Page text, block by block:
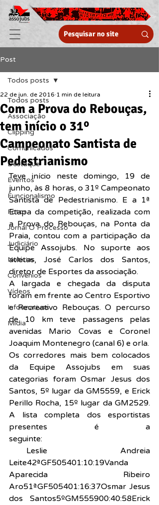
Post
Todos posts
Associação
Clipping
Comunicados
Destaque
Eventos
Funcionalismo
Fotos
Jornal O Processo
Judiciário
Notícias
Convênios
Vídeos
Informativos
Midia
Todos posts
Com a Prova do Rebouças,
tem início o 31º
Campeonato Santista de
Pedestrianismo
22 de jun. de 2016 1 min de leitura
Teve início neste domingo, 19 de
junho, às 8 horas, o 31º Campeonato
Santista de Pedestrianismo. E a 1ª
Etapa da competição, realizada com
a Prova do Rebouças, na Ponta da
Praia, contou com a participação da
Equipe Assojubs. No suporte aos
atletas, José Carlos dos Santos,
diretor de Esportes da associação.
A largada e chegada da disputa
foram em frente ao Centro Esportivo
e Recreativo Rebouças. O percurso
de 10 km teve passagens pelas
avenidas Mario Covas e Coronel
Joaquim Montenegro (canal 6) e orla.
Os corredores mais bem colocados
da Equipe Assojubs em suas
categorias foram Osmar Jesus dos
Santos, 5º lugar da GM5559, e Erick
Perillo Rocha, 15º lugar da GM2529.
A lista completa dos esportistas
presentes é a
seguinte:
Leslie Andreia
Leite42ªGF505401:10:19Vanda
Aparecida Ribeiro
Aro51ªGF505401:16:37Osmar Jesus
dos Santos5ºGM555900:40:58Erick